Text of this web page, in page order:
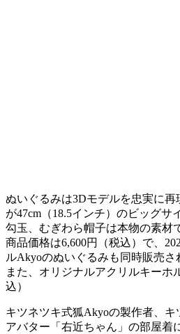
ぬいぐるみは3Dモデルを忠実に
が47cm（18.5インチ）のビッグサ
勾玉、むぎわら帽子は本物の素材
商品価格は6,600円（税込）で、
ルAkyoのぬいぐるみも同時販売さ
また、オリジナルアクリルキーホ
込）
キツネツキ式狐Akyoの製作者、
アバター「右近ちゃん」の部屋着